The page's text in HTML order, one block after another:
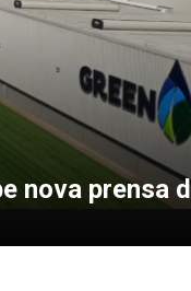
nova prensa